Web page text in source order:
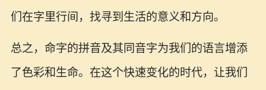
们在字里行间，找寻到生活的意义和方向。
总之，命字的拼音及其同音字为我们的语言增添
了色彩和生命。在这个快速变化的时代，让我们